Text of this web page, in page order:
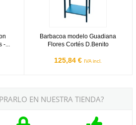
-...
Barbacoa modelo Guadiana
Flores Cortés D.Benito
125,84 € IVA incl.
EN NUESTRA TIENDA?